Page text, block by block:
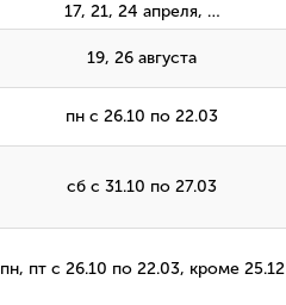
17, 21, 24 апреля, …
19, 26 августа
пн с 26.10 по 22.03
сб с 31.10 по 27.03
пн, пт с 26.10 по 22.03, кроме 25.12